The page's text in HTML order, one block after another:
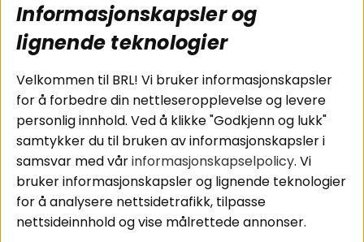
Koblingsguide for
subwoofers
Tilkobling av
bilforsterker
Koblingsguide for
midbasser
Butikker
Våre ambassadører
- Team BRL
Cookies
Kjøpsvilkår
Personvernpolicy
Service / Garanti /
Retur
Informasjonskapsler og
lignende teknologier
Velkommen til BRL! Vi bruker informasjonskapsler
for å forbedre din nettleseropplevelse og levere
personlig innhold. Ved å klikke "Godkjenn og lukk"
samtykker du til bruken av informasjonskapsler i
samsvar med vårinformasjonskapselpolicy. Vi
bruker informasjonskapsler og lignende teknologier
for å analysere nettsidetrafikk, tilpasse
nettsideinnhold og vise målrettede annonser.